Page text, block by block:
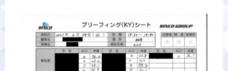
お問い合わせ